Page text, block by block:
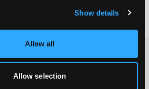
Show details
Allow all
Allow selection